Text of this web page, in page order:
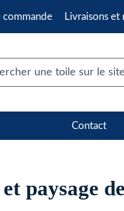
commande Livraisons et
une toile sur le site
Contact
paysage